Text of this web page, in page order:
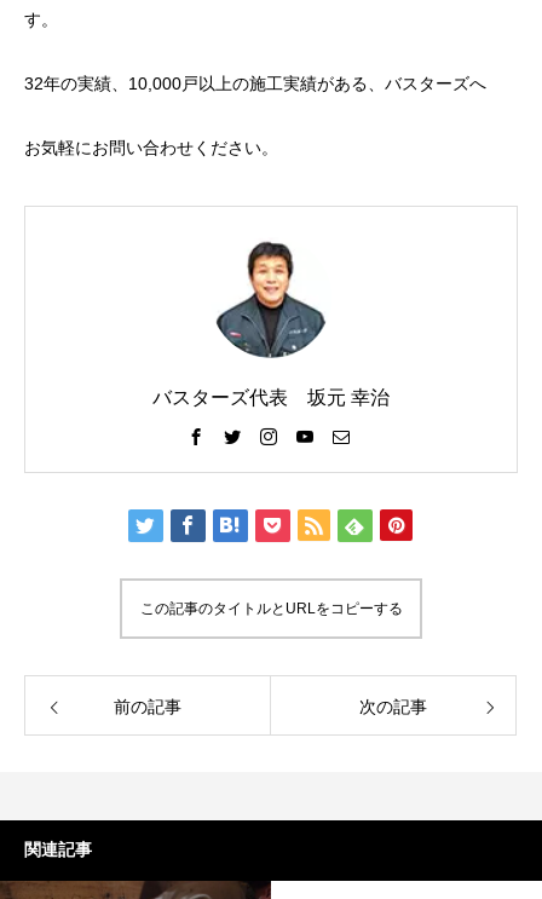
す。
32年の実績、10,000戸以上の施工実績がある、バスターズへ
お気軽にお問い合わせください。
バスターズ代表 坂元 幸治
この記事のタイトルとURLをコピーする
前の記事 次の記事
関連記事